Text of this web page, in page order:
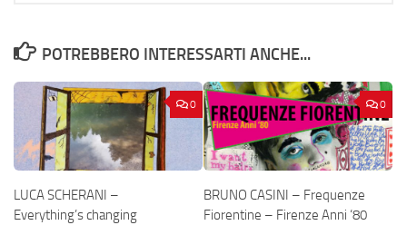
POTREBBERO INTERESSARTI ANCHE...
0
LUCA SCHERANI –
Everything’s changing
0
BRUNO CASINI – Frequenze
Fiorentine – Firenze Anni ‘80